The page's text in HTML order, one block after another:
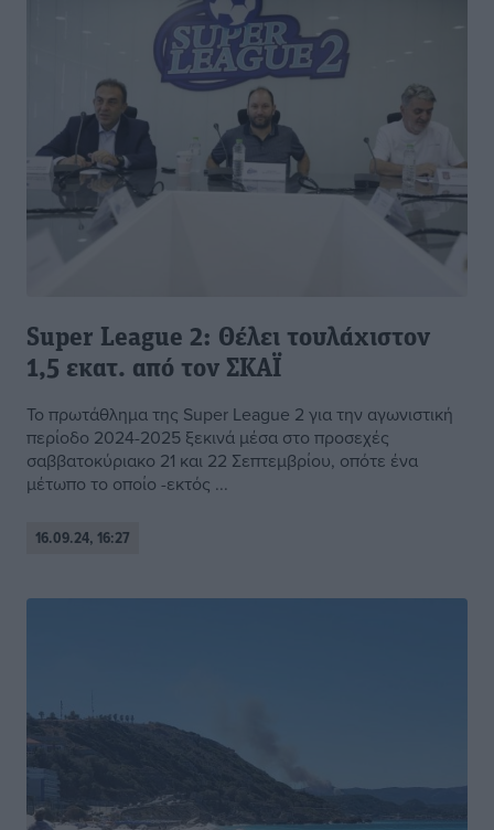
Super League 2: Θέλει τουλάχιστον
1,5 εκατ. από τον ΣΚΑΪ
Το πρωτάθλημα της Super League 2 για την αγωνιστική
περίοδο 2024-2025 ξεκινά μέσα στο προσεχές
σαββατοκύριακο 21 και 22 Σεπτεμβρίου, οπότε ένα
μέτωπο το οποίο -εκτός ...
16.09.24, 16:27